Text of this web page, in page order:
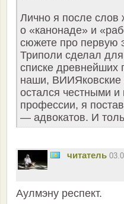
Лично я после слов
о «канонаде» и
сюжете про первую
Триполи сделал
списке древнейших
наши, ВИИЯковские
остался честными
профессии, я
— адвокатов. И
читатель
Аулмэну респект.